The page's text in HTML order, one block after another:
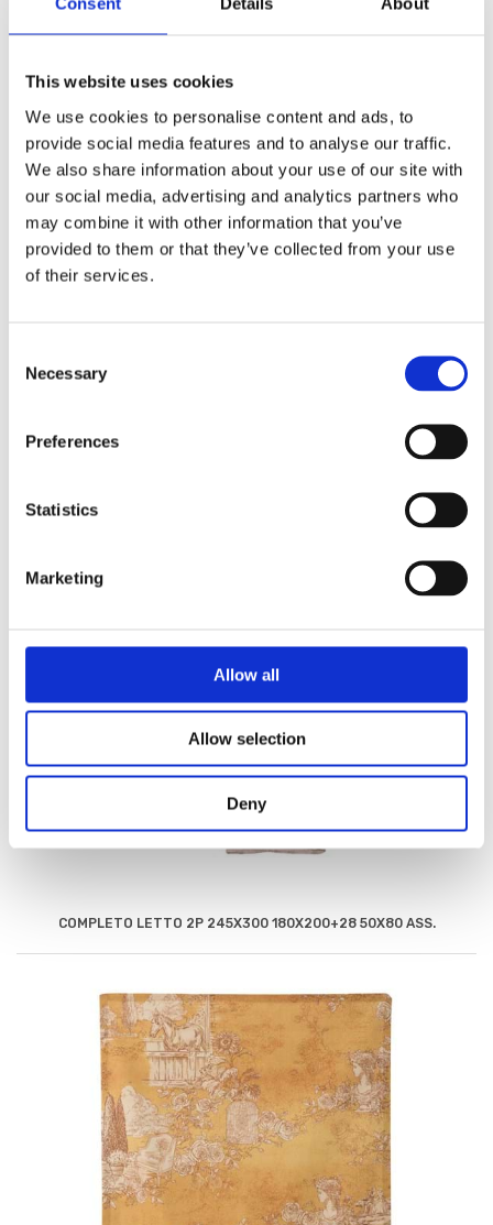
This website uses cookies
We use cookies to personalise content and ads, to
provide social media features and to analyse our traffic.
We also share information about your use of our site with
our social media, advertising and analytics partners who
may combine it with other information that you’ve
provided to them or that they’ve collected from your use
of their services.
Selection
Necessary
Preferences
Statistics
Marketing
Allow all
Allow selection
Deny
COMPLETO LETTO 2P 245X300 180X200+28 50X80 ASS.